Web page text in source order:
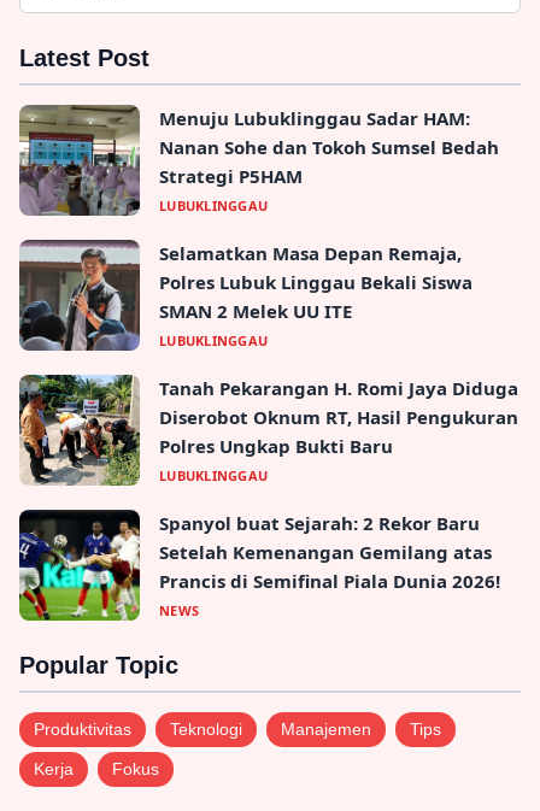
Latest Post
Menuju Lubuklinggau Sadar HAM:
Nanan Sohe dan Tokoh Sumsel Bedah
Strategi P5HAM
LUBUKLINGGAU
Selamatkan Masa Depan Remaja,
Polres Lubuk Linggau Bekali Siswa
SMAN 2 Melek UU ITE
LUBUKLINGGAU
Tanah Pekarangan H. Romi Jaya Diduga
Diserobot Oknum RT, Hasil Pengukuran
Polres Ungkap Bukti Baru
LUBUKLINGGAU
Spanyol buat Sejarah: 2 Rekor Baru
Setelah Kemenangan Gemilang atas
Prancis di Semifinal Piala Dunia 2026!
NEWS
Popular Topic
Produktivitas Teknologi Manajemen Tips
Kerja Fokus